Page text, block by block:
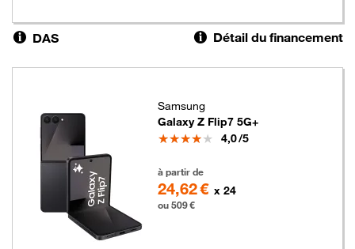
DAS Détail du financement
Samsung
Galaxy Z Flip7 5G+
Note
4,0/5
à partir de
24,62 € x 24
ou 509 €